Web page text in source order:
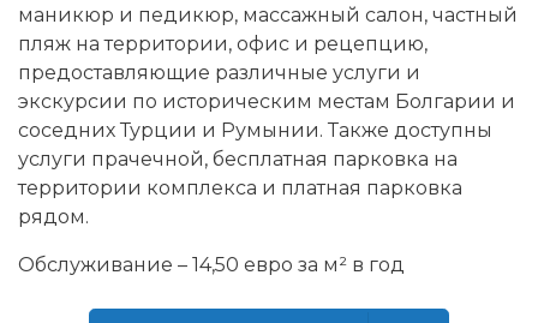
маникюр и педикюр, массажный салон, частный
пляж на территории, офис и рецепцию,
предоставляющие различные услуги и
экскурсии по историческим местам Болгарии и
соседних Турции и Румынии. Также доступны
услуги прачечной, бесплатная парковка на
территории комплекса и платная парковка
рядом.
Обслуживание – 14,50 евро за м² в год